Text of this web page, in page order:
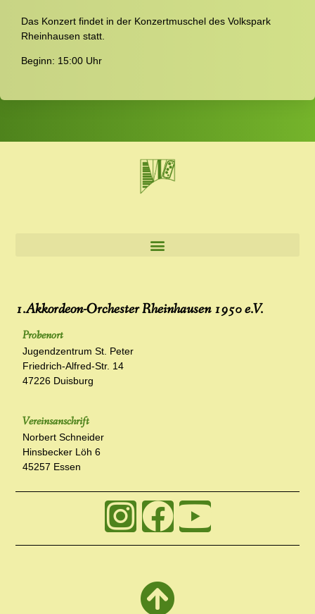
Das Konzert findet in der Konzertmuschel des Volkspark
Rheinhausen statt.
Beginn: 15:00 Uhr
1.Akkordeon-Orchester Rheinhausen 1950 e.V.
Probenort
Jugendzentrum St. Peter
Friedrich-Alfred-Str. 14
47226 Duisburg
Vereinsanschrift
Norbert Schneider
Hinsbecker Löh 6
45257 Essen